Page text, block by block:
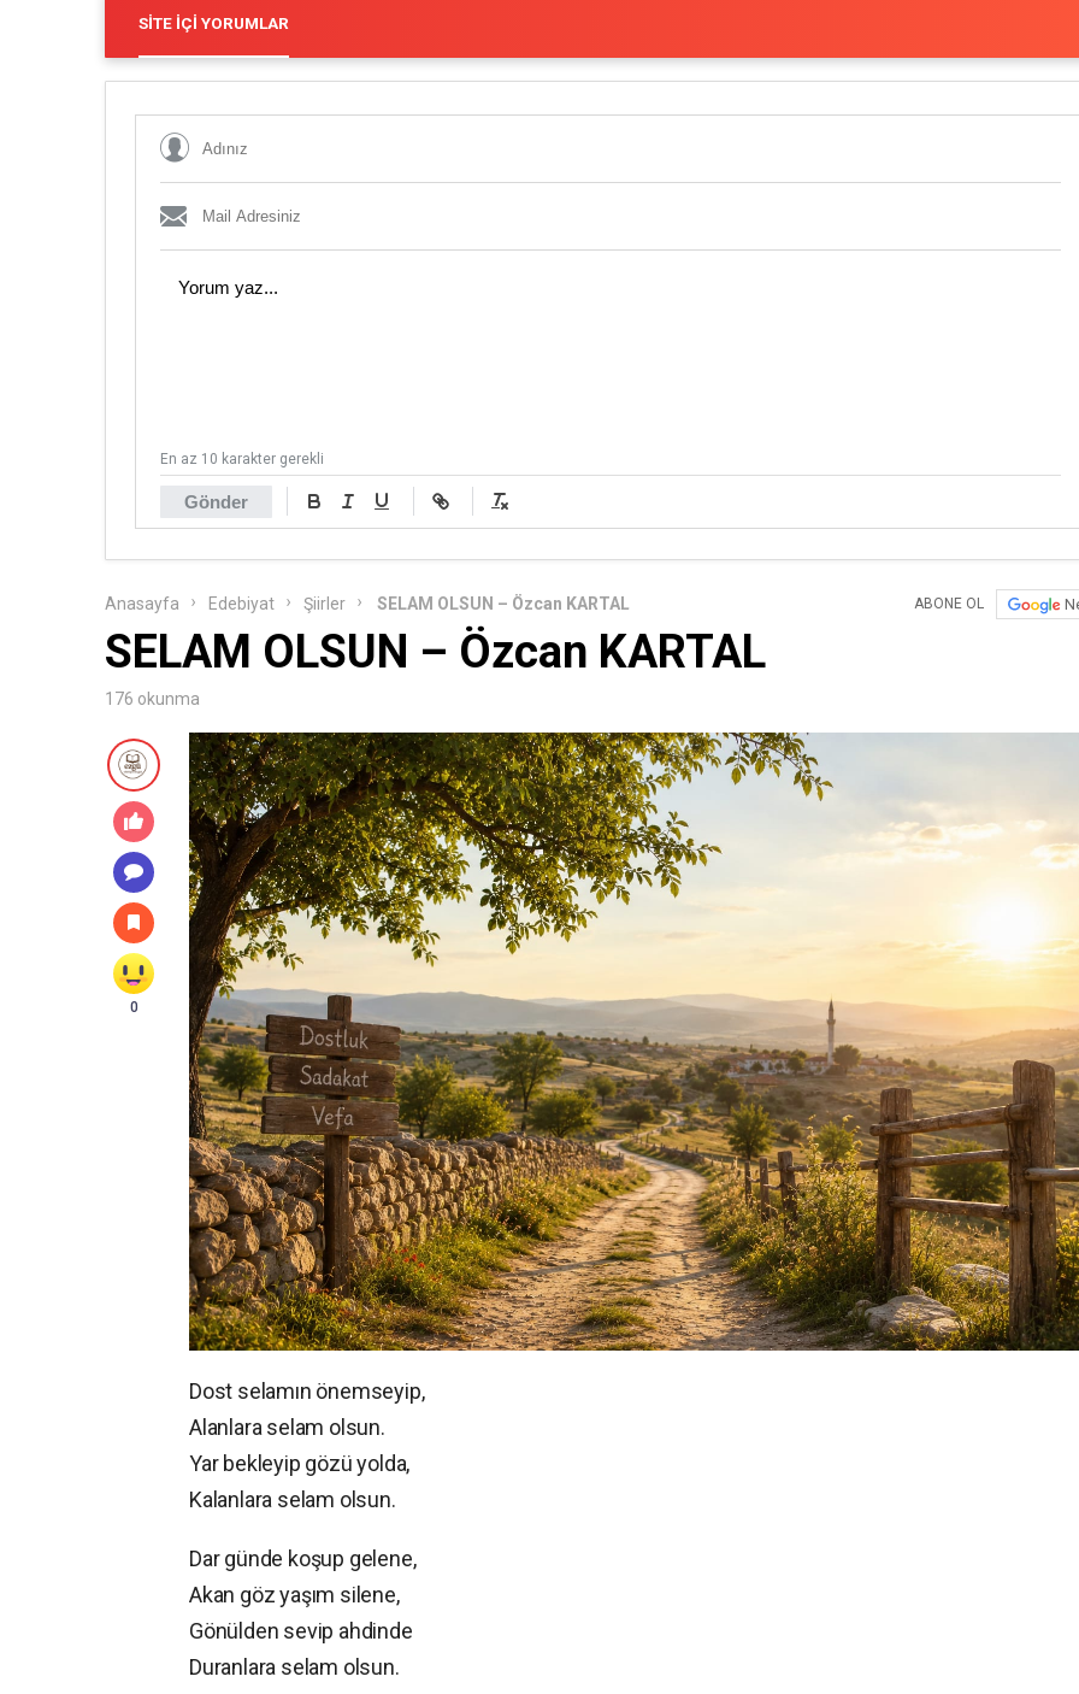
SITE İÇI YORUMLAR
Gönder
En az 10 karakter gerekli
Anasayfa Edebiyat Şiirler SELAM OLSUN – Özcan KARTAL ABONE OL
SELAM OLSUN – Özcan KARTAL
176 okunma
0
Dost selamın önemseyip,
Alanlara selam olsun.
Yar bekleyip gözü yolda,
Kalanlara selam olsun.
Dar günde koşup gelene,
Akan göz yaşım silene,
Gönülden sevip ahdinde
Duranlara selam olsun.